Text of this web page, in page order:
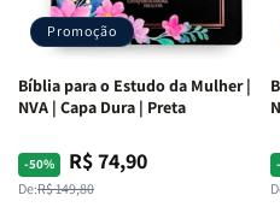
Promoção
Bíblia para o Estudo da Mulher |
NVA | Capa Dura | Preta
-50%
Preço
normal
De:R$ 149,80
Preço
promocional
R$ 74,90